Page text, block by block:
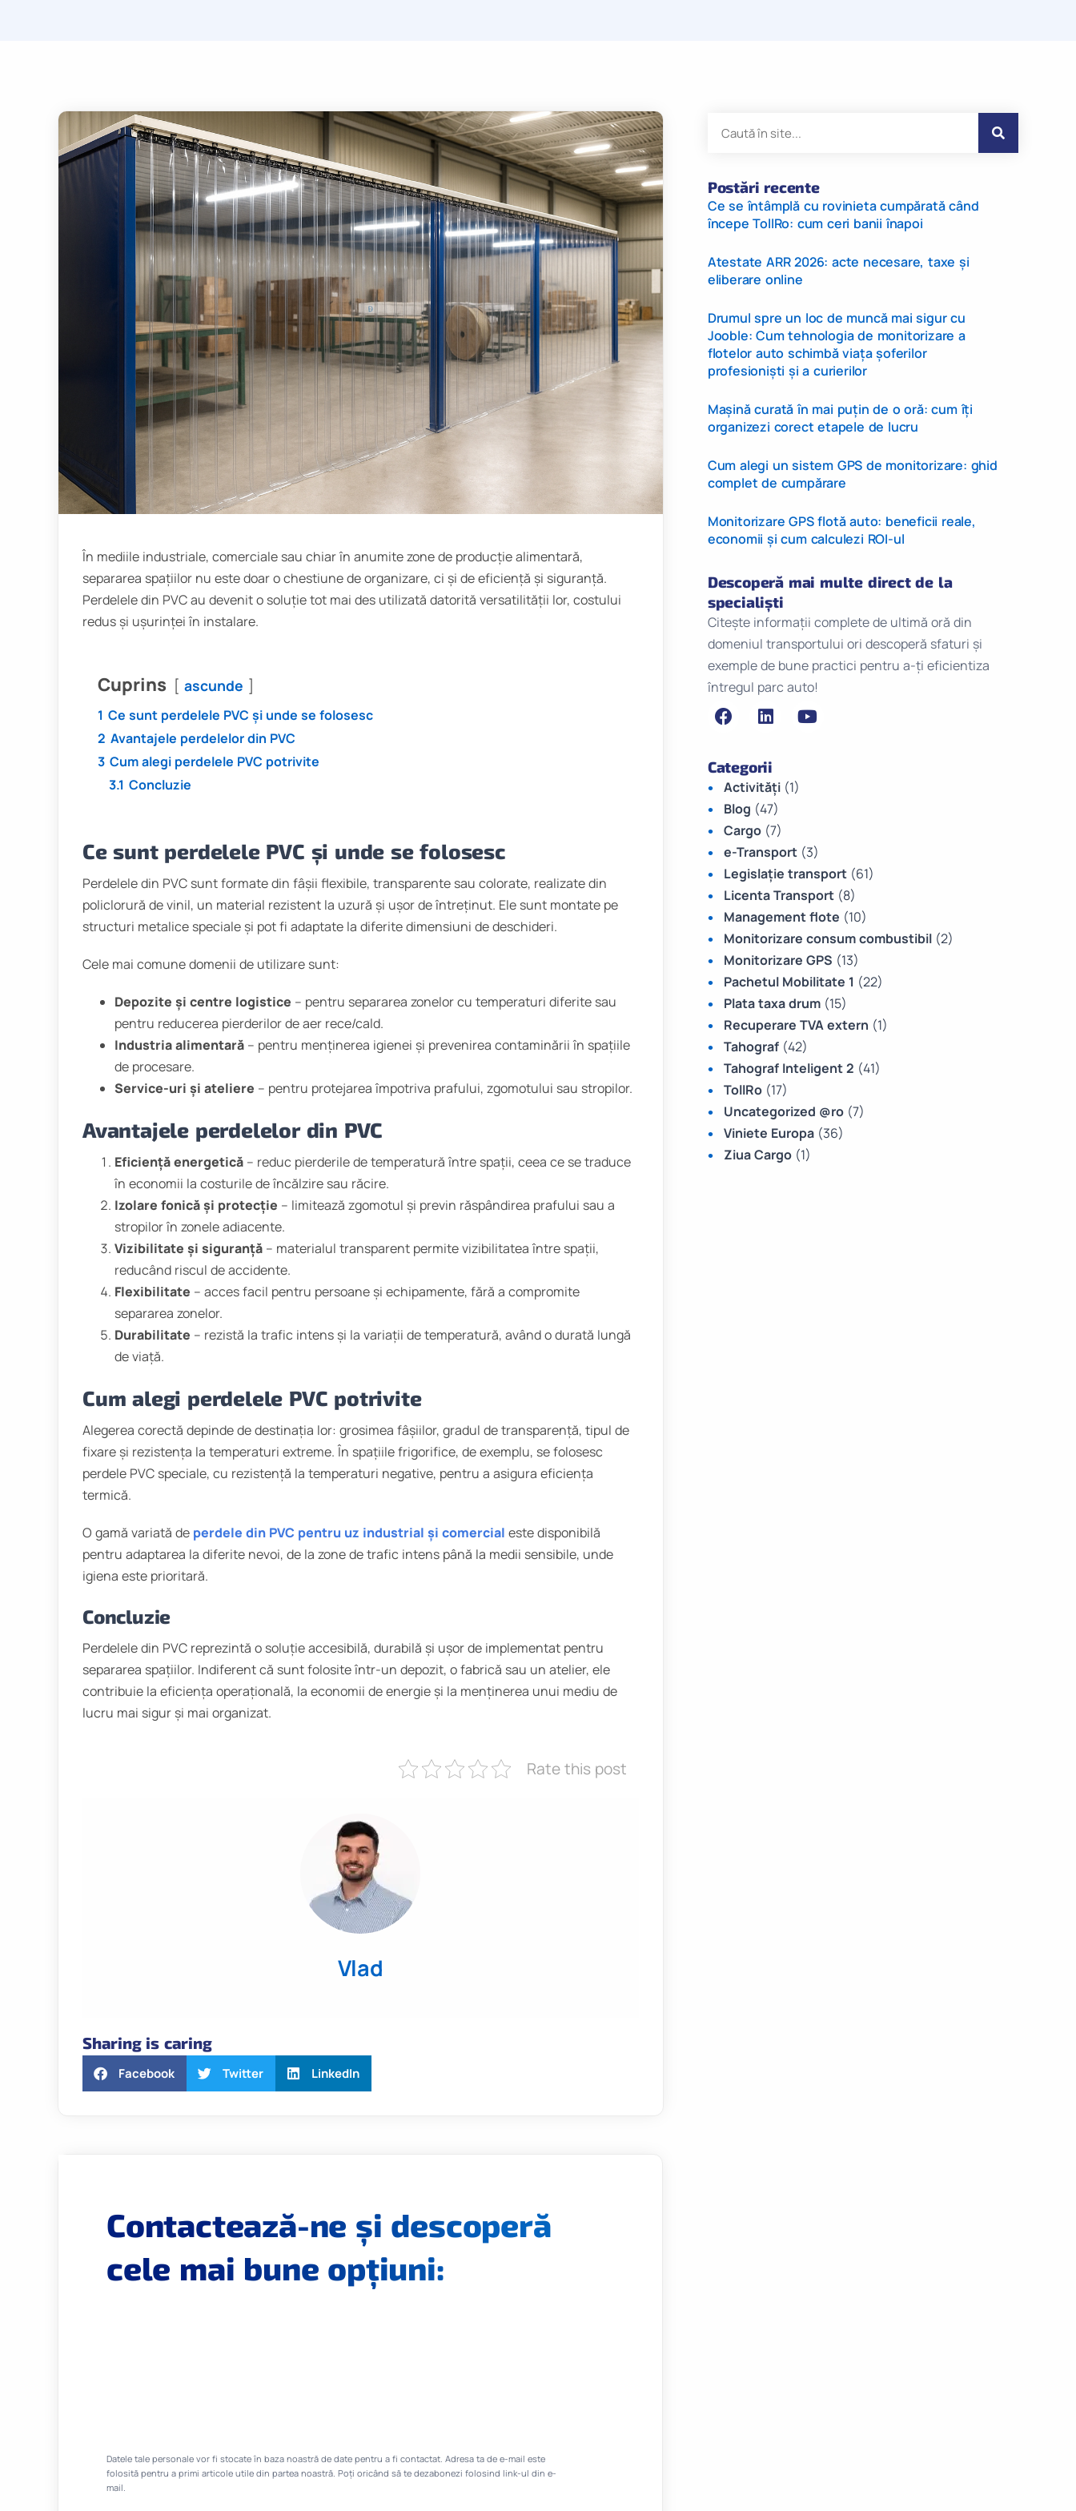
În mediile industriale, comerciale sau chiar în anumite zone de producție alimentară,
separarea spațiilor nu este doar o chestiune de organizare, ci și de eficiență și siguranță.
Perdelele din PVC au devenit o soluție tot mai des utilizată datorită versatilității lor, costului
redus și ușurinței în instalare.
Cuprins ascunde
1 Ce sunt perdelele PVC și unde se folosesc
2 Avantajele perdelelor din PVC
3 Cum alegi perdelele PVC potrivite
3.1 Concluzie
Ce sunt perdelele PVC și unde se folosesc
Perdelele din PVC sunt formate din fâșii flexibile, transparente sau colorate, realizate din
policlorură de vinil, un material rezistent la uzură și ușor de întreținut. Ele sunt montate pe
structuri metalice speciale și pot fi adaptate la diferite dimensiuni de deschideri.
Cele mai comune domenii de utilizare sunt:
Depozite și centre logistice – pentru separarea zonelor cu temperaturi diferite sau
pentru reducerea pierderilor de aer rece/cald.
Industria alimentară – pentru menținerea igienei și prevenirea contaminării în spațiile
de procesare.
Service-uri și ateliere – pentru protejarea împotriva prafului, zgomotului sau stropilor.
Avantajele perdelelor din PVC
Eficiență energetică – reduc pierderile de temperatură între spații, ceea ce se traduce
în economii la costurile de încălzire sau răcire.
Izolare fonică și protecție – limitează zgomotul și previn răspândirea prafului sau a
stropilor în zonele adiacente.
Vizibilitate și siguranță – materialul transparent permite vizibilitatea între spații,
reducând riscul de accidente.
Flexibilitate – acces facil pentru persoane și echipamente, fără a compromite
separarea zonelor.
Durabilitate – rezistă la trafic intens și la variații de temperatură, având o durată lungă
de viață.
Cum alegi perdelele PVC potrivite
Alegerea corectă depinde de destinația lor: grosimea fâșiilor, gradul de transparență, tipul de
fixare și rezistența la temperaturi extreme. În spațiile frigorifice, de exemplu, se folosesc
perdele PVC speciale, cu rezistență la temperaturi negative, pentru a asigura eficiența
termică.
O gamă variată de perdele din PVC pentru uz industrial și comercial este disponibilă
pentru adaptarea la diferite nevoi, de la zone de trafic intens până la medii sensibile, unde
igiena este prioritară.
Concluzie
Perdelele din PVC reprezintă o soluție accesibilă, durabilă și ușor de implementat pentru
separarea spațiilor. Indiferent că sunt folosite într-un depozit, o fabrică sau un atelier, ele
contribuie la eficiența operațională, la economii de energie și la menținerea unui mediu de
lucru mai sigur și mai organizat.
Rate this post
Vlad
Sharing is caring
Facebook Twitter LinkedIn
Postări recente
Ce se întâmplă cu rovinieta cumpărată când
începe TollRo: cum ceri banii înapoi
Atestate ARR 2026: acte necesare, taxe și
eliberare online
Drumul spre un loc de muncă mai sigur cu
Jooble: Cum tehnologia de monitorizare a
flotelor auto schimbă viața șoferilor
profesioniști și a curierilor
Mașină curată în mai puțin de o oră: cum îți
organizezi corect etapele de lucru
Cum alegi un sistem GPS de monitorizare: ghid
complet de cumpărare
Monitorizare GPS flotă auto: beneficii reale,
economii și cum calculezi ROI-ul
Descoperă mai multe direct de la
specialiști
Citește informații complete de ultimă oră din
domeniul transportului ori descoperă sfaturi și
exemple de bune practici pentru a-ți eficientiza
întregul parc auto!
Categorii
Activități (1)
Blog (47)
Cargo (7)
e-Transport (3)
Legislație transport (61)
Licenta Transport (8)
Management flote (10)
Monitorizare consum combustibil (2)
Monitorizare GPS (13)
Pachetul Mobilitate 1 (22)
Plata taxa drum (15)
Recuperare TVA extern (1)
Tahograf (42)
Tahograf Inteligent 2 (41)
TollRo (17)
Uncategorized @ro (7)
Viniete Europa (36)
Ziua Cargo (1)
Contactează-ne și descoperă
cele mai bune opțiuni:
Datele tale personale vor fi stocate în baza noastră de date pentru a fi contactat. Adresa ta de e-mail este
folosită pentru a primi articole utile din partea noastră. Poți oricând să te dezabonezi folosind link-ul din e-
mail.